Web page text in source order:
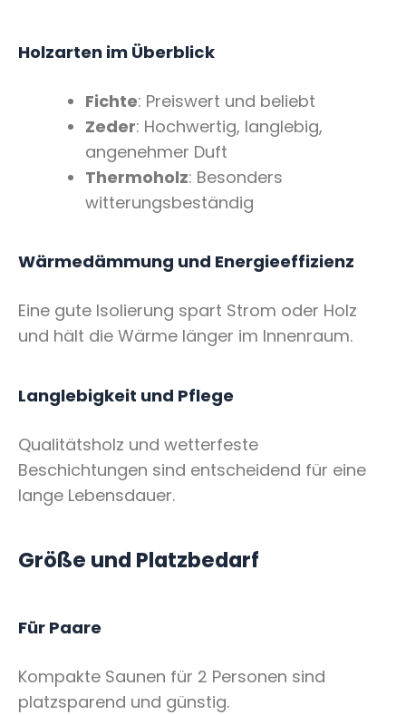
Holzarten im Überblick
Fichte: Preiswert und beliebt
Zeder: Hochwertig, langlebig,
angenehmer Duft
Thermoholz: Besonders
witterungsbeständig
Wärmedämmung und Energieeffizienz
Eine gute Isolierung spart Strom oder Holz
und hält die Wärme länger im Innenraum.
Langlebigkeit und Pflege
Qualitätsholz und wetterfeste
Beschichtungen sind entscheidend für eine
lange Lebensdauer.
Größe und Platzbedarf
Für Paare
Kompakte Saunen für 2 Personen sind
platzsparend und günstig.